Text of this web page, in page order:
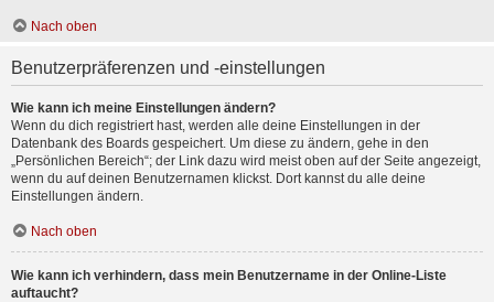
Nach oben
Benutzerpräferenzen und -einstellungen
Wie kann ich meine Einstellungen ändern?
Wenn du dich registriert hast, werden alle deine Einstellungen in der
Datenbank des Boards gespeichert. Um diese zu ändern, gehe in den
„Persönlichen Bereich“; der Link dazu wird meist oben auf der Seite angezeigt,
wenn du auf deinen Benutzernamen klickst. Dort kannst du alle deine
Einstellungen ändern.
Nach oben
Wie kann ich verhindern, dass mein Benutzername in der Online-Liste
auftaucht?